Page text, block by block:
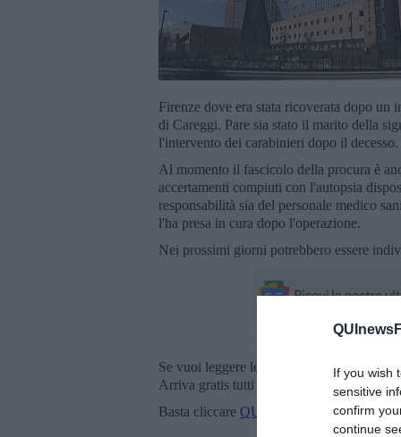
If you wish
sensitive
confirm
continue
Firenze dove era stata ricoverata dopo
di Careggi. Pare sia stato il marito della
l'intervento dei carabinieri dopo il decesso.
Al momento il fascicolo della procura è
accertamenti compiuti con l'autopsia
responsabilità sia del personale medico
l'ha presa in cura dopo l'operazione.
Nei prossimi giorni potrebbero essere
Se vuoi leggere le notizie principali della
Arriva gratis tutti i giorni alle 20:00
Basta cliccare QUI